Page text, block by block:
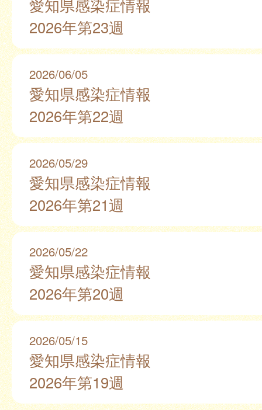
愛知県感染症情報
2026年第23週
2026/06/05
愛知県感染症情報
2026年第22週
2026/05/29
愛知県感染症情報
2026年第21週
2026/05/22
愛知県感染症情報
2026年第20週
2026/05/15
愛知県感染症情報
2026年第19週